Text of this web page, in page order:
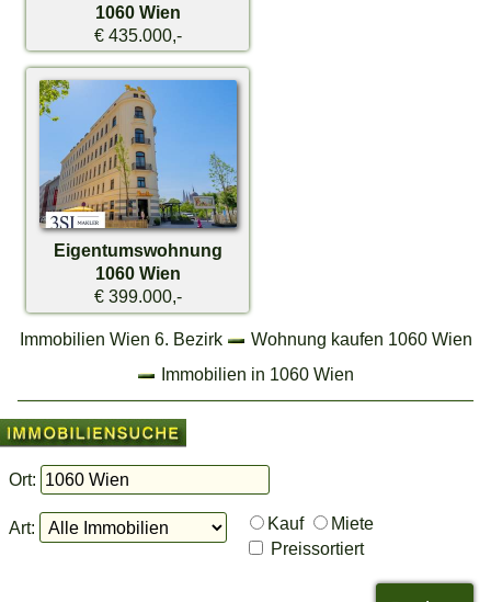
1060 Wien
€ 435.000,-
Eigentumswohnung
1060 Wien
€ 399.000,-
Immobilien Wien 6. Bezirk
Wohnung kaufen 1060 Wien
Immobilien in 1060 Wien
Ort:
Art: Kauf
Miete
Preissortiert